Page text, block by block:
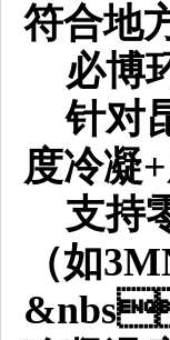
符合地
必博
针对
度冷凝
支持
（如